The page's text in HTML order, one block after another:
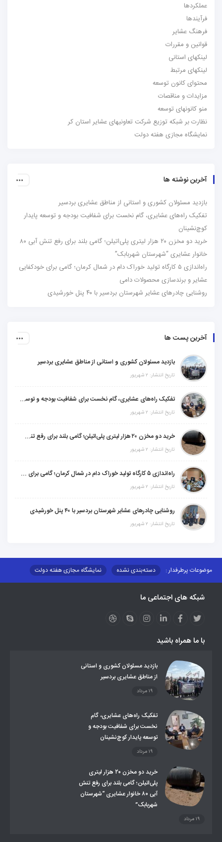
عملکردها
فرآیندها
فرهنگ عشایر
قوانین و مقررات
لینکهای استانی
لینکهای مرتبط
محتوای کانون توسعه
مزایدات و مناقصات
منو کانونهای توسعه
نظارت بر شبکه توزیع شرکت تعاونیهای عشایر استان کر
نمایشگاه مجازی هفته دولت
آخرین نوشته ها
بازدید مسئولان کشوری و استانی از مناطق عشایری بردسیر
تفکیک راه‌های عشایری، گام نخست برای شفافیت بودجه و توسعه پایدار
کوچ‌نشینان
خرید دو مخزن ۲۰ هزار لیتری پلی‌اتیلن؛ گامی بلند برای رفع تنش آبی ۸۰
خانوار عشایری “شهرستان شهربابک”
راه‌اندازی ۵ کارگاه تولید خوراک دام در شمال کرمان؛ گامی برای خودکفایی
عشایر و برندسازی محصولات دامی
روشنایی چادرهای عشایر شهرستان بردسیر با ۴۰ پنل خورشیدی
آخرین پست ها
بازدید مسئولان کشوری و استانی از مناطق عشایری بردسیر
تاریخ انتشار: ۲ شهریور
تفکیک راه‌های عشایری، گام نخست برای شفافیت بودجه و توسعه پایدار کوچ‌نشینان
تاریخ انتشار: ۲ شهریور
خرید دو مخزن ۲۰ هزار لیتری پلی‌اتیلن؛ گامی بلند برای رفع تنش آبی ۸۰ خانوار عشایری "شهرستان شهربابک"
تاریخ انتشار: ۲ شهریور
راه‌اندازی ۵ کارگاه تولید خوراک دام در شمال کرمان؛ گامی برای خودکفایی عشایر و برندسازی محصولات دامی
تاریخ انتشار: ۲ شهریور
روشنایی چادرهای عشایر شهرستان بردسیر با ۴۰ پنل خورشیدی
تاریخ انتشار: ۲ شهریور
موضوعات پرطرفدار : دسته‌بندی نشده
نمایشگاه مجازی هفته دولت
مزایدات و مناقصات
محتوای کانون توسعه
عملکردها
عشایر استان
طرح و برنامه
روند ساماندهی عشایر داوطلب اسکان
تشکیلات اداری
شبکه های اجتماعی ما
با ما همراه باشید
بازدید مسئولان کشوری و استانی
از مناطق عشایری بردسیر
۱۹ مرداد
تفکیک راه‌های عشایری، گام
نخست برای شفافیت بودجه و
توسعه پایدار کوچ‌نشینان
۱۹ مرداد
خرید دو مخزن ۲۰ هزار لیتری
پلی‌اتیلن؛ گامی بلند برای رفع تنش
آبی ۸۰ خانوار عشایری “شهرستان
شهربابک”
۱۹ مرداد